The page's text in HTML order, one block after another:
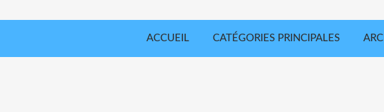
ACCUEIL CATÉGORIES PRINCIPALES